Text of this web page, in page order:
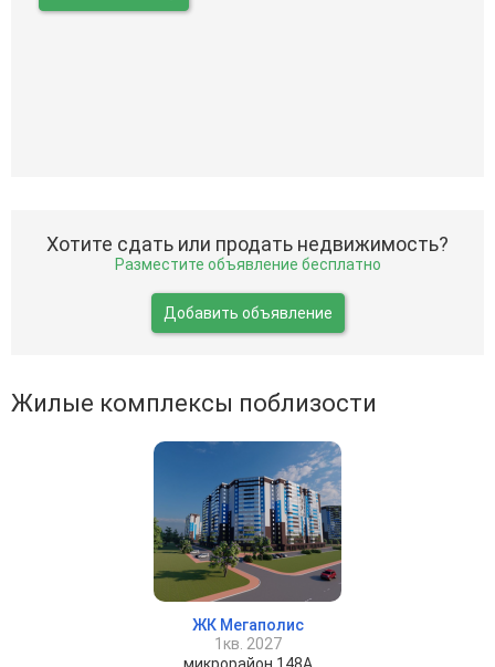
Хотите сдать или продать недвижимость?
Разместите объявление бесплатно
Добавить объявление
Жилые комплексы поблизости
ЖК Мегаполис
1кв. 2027